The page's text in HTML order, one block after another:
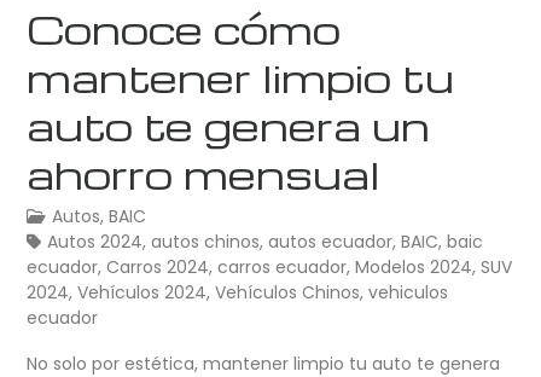
Conoce cómo
mantener limpio tu
auto te genera un
ahorro mensual
Autos,BAIC
Autos 2024,autos chinos,autos ecuador,BAIC,baic
ecuador,Carros 2024,carros ecuador,Modelos 2024,SUV
2024,Vehículos 2024,Vehículos Chinos,vehiculos
ecuador
No solo por estética, mantener limpio tu auto te genera